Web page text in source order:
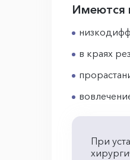
Имеются
в краях
При